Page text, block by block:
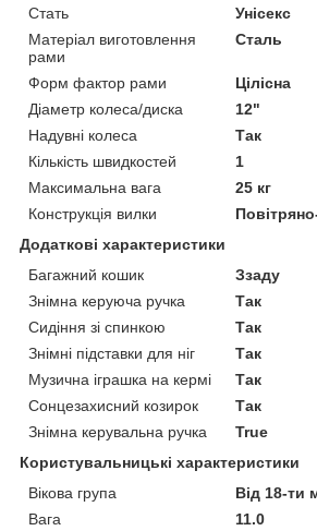
Стать
Унісекс
Матеріал виготовлення
рами
Сталь
Форм фактор рами
Цілісна
Діаметр колеса/диска
12"
Надувні колеса
Так
Кількість швидкостей
1
Максимальна вага
25 кг
Конструкція вилки
Додаткові характеристики
Багажний кошик
Ззаду
Знімна керуюча ручка
Так
Сидіння зі спинкою
Так
Знімні підставки для ніг
Так
Музична іграшка на кермі
Так
Сонцезахисний козирок
Так
Знімна керувальна ручка
True
Користувальницькі характеристики
Вікова група
Від 18-ти
Вага
11.0